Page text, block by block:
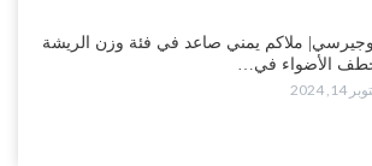
ملاكم يمني صاعد في فئة وزن الريشة
الأضواء في…
14, 2024